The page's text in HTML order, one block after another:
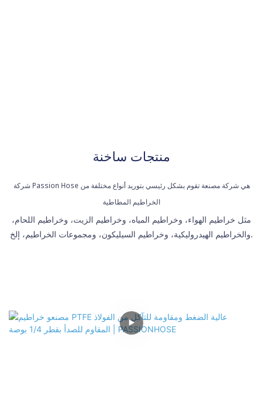
منتجات ساخنة
شركة Passion Hose هي شركة مصنعة تقوم بشكل رئيسي بتوريد أنواع مختلفة من
الخراطيم المطاطية
مثل خراطيم الهواء، وخراطيم المياه، وخراطيم الزيت، وخراطيم اللحام،
والخراطيم الهيدروليكية، وخراطيم السيليكون، ومجموعات الخراطيم، إلخ.